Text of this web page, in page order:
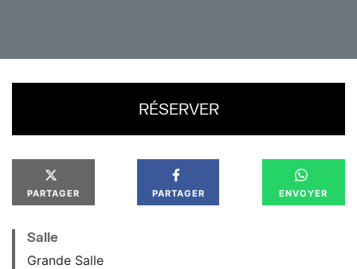
RÉSERVER
PARTAGER PARTAGER ENVOYER
Salle
Grande Salle